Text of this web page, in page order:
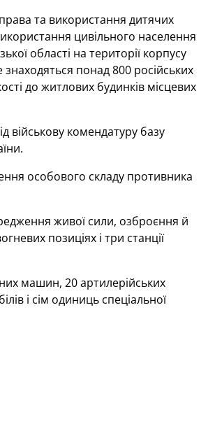
та використання дитячих
цивільного населення
області на території корпусу
понад 800 російських
до житлових будинків місцевих
військову комендатуру базу
особового складу противника
живої сили, озброєння й
позиціях і три станції
машин, 20 артилерійських
і сім одиниць спеціальної